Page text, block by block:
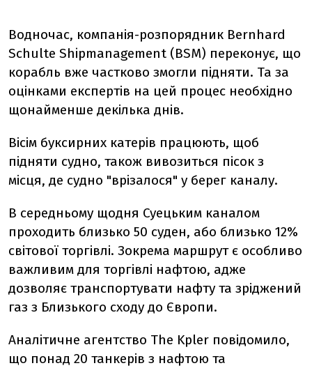
Водночас, компанія-розпорядник Bernhard
Schulte Shipmanagement (BSM) переконує, що
корабль вже частково змогли підняти. Та за
оцінками експертів на цей процес необхідно
щонайменше декілька днів.
Вісім буксирних катерів працюють, щоб
підняти судно, також вивозиться пісок з
місця, де судно "врізалося" у берег каналу.
В середньому щодня Суецьким каналом
проходить близько 50 суден, або близько 12%
світової торгівлі. Зокрема маршрут є особливо
важливим для торгівлі нафтою, адже
дозволяє транспортувати нафту та зріджений
газ з Близького сходу до Європи.
Аналітичне агентство The Kpler повідомило,
що понад 20 танкерів з нафтою та